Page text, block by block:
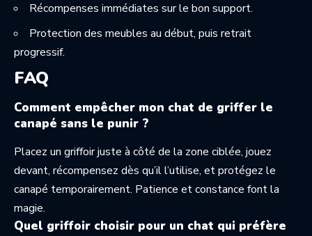
Récompenses immédiates sur le bon support.
Protection des meubles au début, puis retrait
progressif.
FAQ
Comment empêcher mon chat de griffer le
canapé sans le punir ?
Placez un griffoir juste à côté de la zone ciblée, jouez
devant, récompensez dès qu’il l’utilise, et protégez le
canapé temporairement. Patience et constance font la
magie.
Quel griffoir choisir pour un chat qui préfère